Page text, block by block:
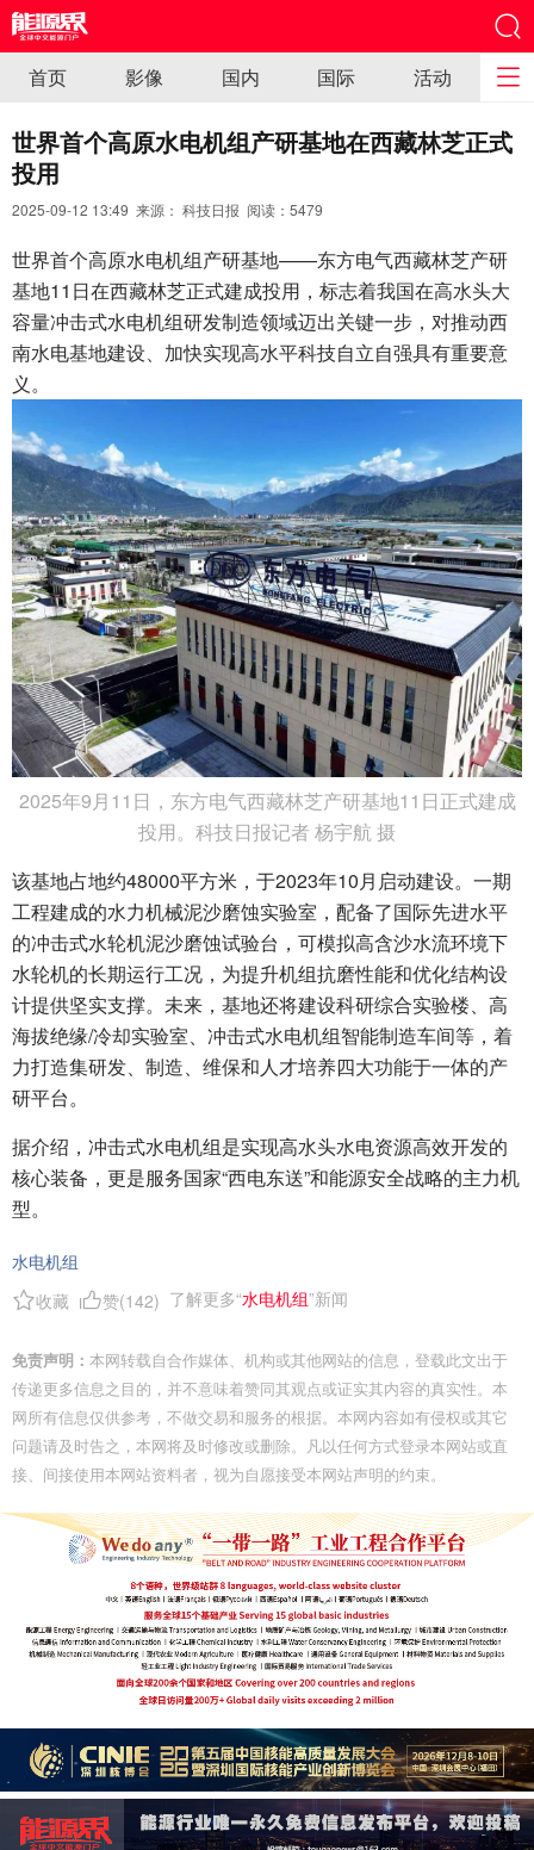
首页 影像 国内 国际 活动
世界首个高原水电机组产研基地在西藏林芝正式
投用
2025-09-12 13:49 来源： 科技日报 阅读： 5479
世界首个高原水电机组产研基地——东方电气西藏林芝产研
基地11日在西藏林芝正式建成投用，标志着我国在高水头大
容量冲击式水电机组研发制造领域迈出关键一步，对推动西
南水电基地建设、加快实现高水平科技自立自强具有重要意
义。
2025年9月11日，东方电气西藏林芝产研基地11日正式建成
投用。科技日报记者 杨宇航 摄
该基地占地约48000平方米，于2023年10月启动建设。一期
工程建成的水力机械泥沙磨蚀实验室，配备了国际先进水平
的冲击式水轮机泥沙磨蚀试验台，可模拟高含沙水流环境下
水轮机的长期运行工况，为提升机组抗磨性能和优化结构设
计提供坚实支撑。未来，基地还将建设科研综合实验楼、高
海拔绝缘/冷却实验室、冲击式水电机组智能制造车间等，着
力打造集研发、制造、维保和人才培养四大功能于一体的产
研平台。
据介绍，冲击式水电机组是实现高水头水电资源高效开发的
核心装备，更是服务国家“西电东送”和能源安全战略的主力机
型。
水电机组
收藏
赞(142) 了解更多“水电机组”新闻
免责声明： 本网转载自合作媒体、机构或其他网站的信息，登载此文出于
传递更多信息之目的，并不意味着赞同其观点或证实其内容的真实性。本
网所有信息仅供参考，不做交易和服务的根据。本网内容如有侵权或其它
问题请及时告之，本网将及时修改或删除。凡以任何方式登录本网站或直
接、间接使用本网站资料者，视为自愿接受本网站声明的约束。